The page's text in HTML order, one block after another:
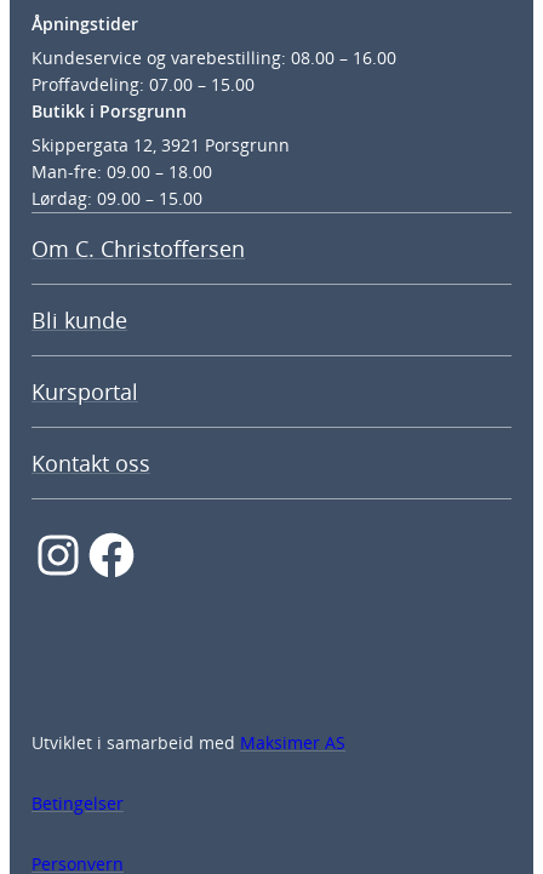
Åpningstider
Kundeservice og varebestilling: 08.00 – 16.00
Proffavdeling: 07.00 – 15.00
Butikk i Porsgrunn
Skippergata 12, 3921 Porsgrunn
Man-fre: 09.00 – 18.00
Lørdag: 09.00 – 15.00
Om C. Christoffersen
Bli kunde
Kursportal
Kontakt oss
InstagramFacebook
Utviklet i samarbeid med Maksimer AS
Betingelser
Personvern